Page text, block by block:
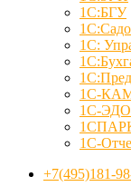
1С:БГУ
1С:
1С-
1С-ЭДО
1С-
+7(495)181-